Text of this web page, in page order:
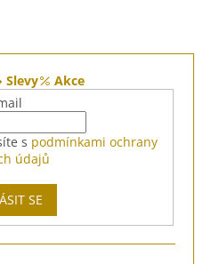
Slevy
Akce
s podmínkami ochrany
údajů
SE